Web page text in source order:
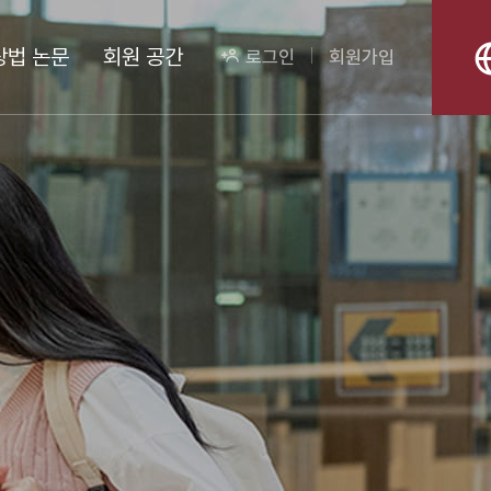
법 논문 회원 공간 로그인 회원가입